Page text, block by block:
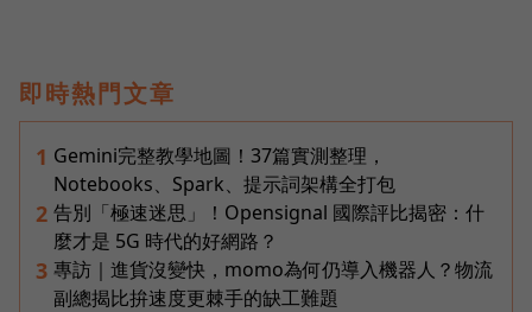
即時熱門文章
1 Gemini完整教學地圖！37篇實測整理，
Notebooks、Spark、提示詞架構全打包
2 告別「極速迷思」！Opensignal 國際評比揭密：什
麼才是 5G 時代的好網路？
3 專訪｜進貨沒變快，momo為何仍導入機器人？物流
副總揭比拚速度更棘手的缺工難題